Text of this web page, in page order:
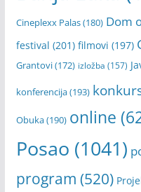
Cineplexx Palas(180) Dom
festival (201) filmovi (197)
Grantovi(172) izložba (157)
konferencija(193)
Obuka(190) online
Posao (1041)
program (520)